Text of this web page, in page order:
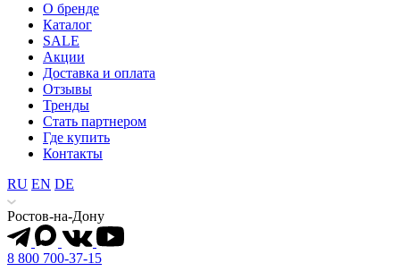
О бренде
Каталог
SALE
Акции
Доставка и оплата
Отзывы
Тренды
Стать партнером
Где купить
Контакты
RU EN DE
Ростов-на-Дону
8 800 700-37-15